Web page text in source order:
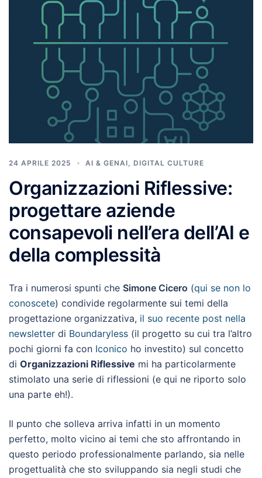
24 APRILE 2025 AI & GENAI DIGITAL CULTURE
Organizzazioni Riflessive:
progettare aziende
consapevoli nell’era dell’AI e
della complessità
Tra i numerosi spunti che Simone Cicero (qui se non lo
conoscete) condivide regolarmente sui temi della
progettazione organizzativa, il suo recente post nella
newsletter di Boundaryless (il progetto su cui tra l’altro
pochi giorni fa con Iconico ho investito) sul concetto
di Organizzazioni Riflessive mi ha particolarmente
stimolato una serie di riflessioni (e qui ne riporto solo
una parte eh!).
Il punto che solleva arriva infatti in un momento
perfetto, molto vicino ai temi che sto affrontando in
questo periodo professionalmente parlando, sia nelle
progettualità che sto sviluppando sia negli studi che